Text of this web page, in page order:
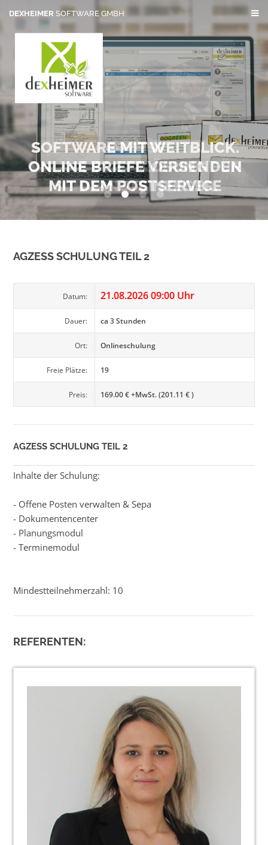
DEXHEIMER SOFTWARE GMBH
AGZESS
DIE KOMPLETTLÖSUNG FÜR
SCHORNSTEINFEGER.
SOFTWARE MIT WEITBLICK.
ONLINE BRIEFE VERSENDEN
MIT DEM POSTSERVICE
0 1 2 3
AGZESS SCHULUNG TEIL 2
Datum: 21.08.2026 09:00 Uhr
Dauer: ca 3 Stunden
Ort: Onlineschulung
Freie Plätze: 19
Preis: 169.00 € +MwSt. (201.11 € )
AGZESS SCHULUNG TEIL 2
Inhalte der Schulung:
- Offene Posten verwalten & Sepa
- Dokumentencenter
- Planungsmodul
- Terminemodul
Mindestteilnehmerzahl: 10
REFERENTEN: